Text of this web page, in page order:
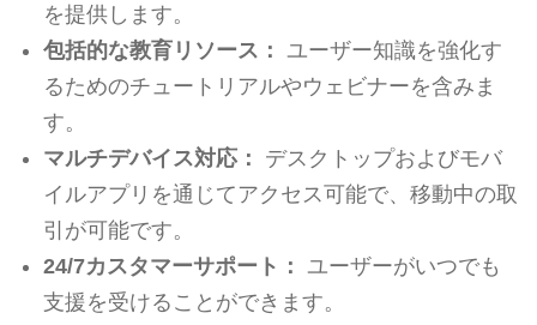
を提供します。
包括的な教育リソース：
ユーザー知識を強化す
るためのチュートリアルやウェビナーを含みま
す。
マルチデバイス対応：
デスクトップおよびモバ
イルアプリを通じてアクセス可能で、移動中の取
引が可能です。
24/7カスタマーサポート：
ユーザーがいつでも
支援を受けることができます。